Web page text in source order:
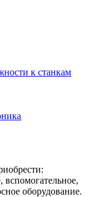
к станкам
вспомогательное,
оборудование.